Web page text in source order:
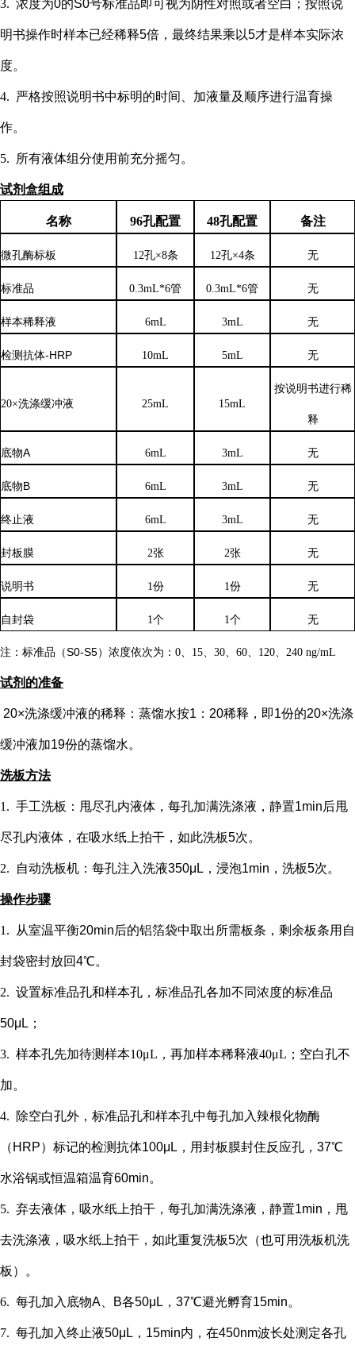
3. 浓度为0的S0号标准品即可视为阴性对照或者空白；按照说
明书操作时样本已经稀释5倍，最终结果乘以5才是样本实际浓
度。
4. 严格按照说明书中标明的时间、加液量及顺序进行温育操
作。
5. 所有液体组分使用前充分摇匀。
试剂盒组成
名称 96孔配置 48孔配置 备注
微孔酶标板 12孔×8条 12孔×4条 无
标准品 0.3mL*6管 0.3mL*6管 无
样本稀释液 6mL 3mL 无
检测抗体-HRP 10mL 5mL 无
20×洗涤缓冲液 25mL 15mL
按说明书进行稀
释
底物A 6mL 3mL 无
底物B 6mL 3mL 无
终止液 6mL 3mL 无
封板膜 2张 2张 无
说明书 1份 1份 无
自封袋 1个 1个 无
注：标准品（S0-S5）浓度依次为： 0、15、30、60、120、240 ng/mL
试剂的准备
20×洗涤缓冲液的稀释：蒸馏水按1：20稀释，即1份的20×洗涤
缓冲液加19份的蒸馏水。
洗板方法
1. 手工洗板：甩尽孔内液体，每孔加满洗涤液，静置1min后甩
尽孔内液体，在吸水纸上拍干，如此洗板5次。
2. 自动洗板机：每孔注入洗液350μL，浸泡1min，洗板5次。
操作步骤
1. 从室温平衡20min后的铝箔袋中取出所需板条，剩余板条用自
封袋密封放回4℃。
2. 设置标准品孔和样本孔 ，标准品孔各加不同浓度的标准品
50μL；
3. 样本孔先加待测样本10μL，再加样本稀释液40μL； 空白孔不
加。
4. 除空白孔外， 标准品孔和样本孔中每孔加入辣根化物酶
（ HRP）标记的检测抗体100μL，用封板膜封住反应孔，37℃
水浴锅或恒温箱温育60min。
5. 弃去液体，吸水纸上拍干，每孔加满洗涤液，静置1min，甩
去洗涤液，吸水纸上拍干，如此重复洗板5次（也可用洗板机洗
板）。
6. 每孔加入底物A、B各50μL，37℃避光孵育15min。
7. 每孔加入终止液50μL，15min内，在450nm波长处测定各孔